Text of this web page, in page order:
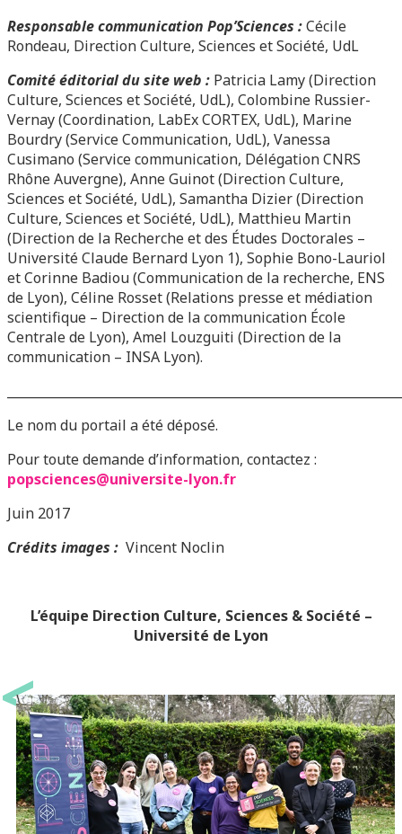
Responsable communication Pop’Sciences :Cécile
Rondeau, Direction Culture, Sciences et Société, UdL
Comité éditorial du site web : Patricia Lamy (Direction
Culture, Sciences et Société, UdL), Colombine Russier-
Vernay (Coordination, LabEx CORTEX, UdL), Marine
Bourdry (Service Communication, UdL), Vanessa
Cusimano (Service communication, Délégation CNRS
Rhône Auvergne), Anne Guinot (Direction Culture,
Sciences et Société, UdL), Samantha Dizier (Direction
Culture, Sciences et Société, UdL), Matthieu Martin
(Direction de la Recherche et des Études Doctorales –
Université Claude Bernard Lyon 1), Sophie Bono-Lauriol
et Corinne Badiou (Communication de la recherche, ENS
de Lyon), Céline Rosset (Relations presse et médiation
scientifique – Direction de la communication École
Centrale de Lyon), Amel Louzguiti (Direction de la
communication – INSA Lyon).
Le nom du portail a été déposé.
Pour toute demande d’information, contactez :
popsciences@universite-lyon.fr
Juin 2017
Crédits images : Vincent Noclin
L’équipe Direction Culture, Sciences & Société –
Université de Lyon
<